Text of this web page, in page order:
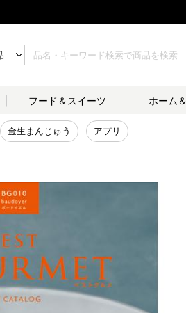
フード＆ スイーツ ホーム＆
金生まんじゅう アプリ